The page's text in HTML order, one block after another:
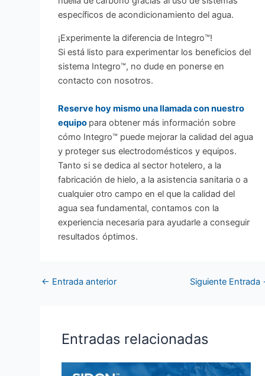
¡Experimente la diferencia de Integro™!
Si está listo para experimentar los beneficios del
sistema Integro™, no dude en ponerse en
contacto con nosotros.
Reserve hoy mismo una llamada con nuestro
equipo para obtener más información sobre
cómo Integro™ puede mejorar la calidad del agua
y proteger sus electrodomésticos y equipos.
Tanto si se dedica al sector hotelero, a la
fabricación de hielo, a la asistencia sanitaria o a
cualquier otro campo en el que la calidad del
agua sea fundamental, contamos con la
experiencia necesaria para ayudarle a conseguir
resultados óptimos.
← Entrada anterior Siguiente Entrada
Entradas relacionadas